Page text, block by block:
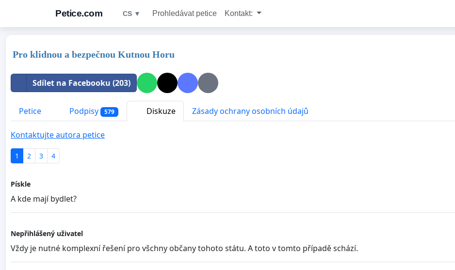
Petice.com CS ▼ Prohledávat petice Kontakt:
Pro klidnou a bezpečnou Kutnou Horu
Sdílet na Facebooku (203)
Petice Podpisy 579 Diskuze Zásady ochrany osobních údajů
Kontaktujte autora petice
1 2 3 4
Pískle
A kde mají bydlet?
Nepřihlášený uživatel
Vždy je nutné komplexní řešení pro všchny občany tohoto státu. A toto v tomto případě schází.